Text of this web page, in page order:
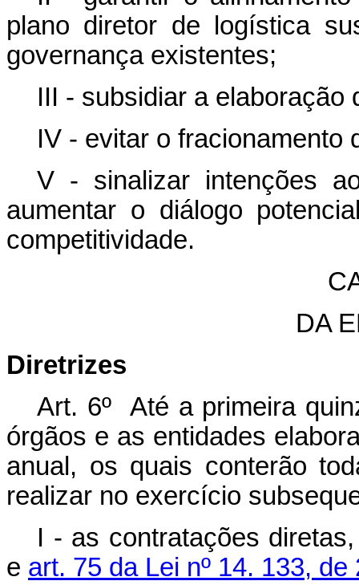
plano diretor de logística
governança existentes;
III - subsidiar a elaboração
IV - evitar o fracionamento
V - sinalizar intenções
aumentar o diálogo
competitividade.
DA
Diretrizes
Art. 6º Até a primeira
órgãos e as entidades
anual, os quais conterão
realizar no exercício
I - as contratações
e art. 75 da Lei nº 14. 133, de